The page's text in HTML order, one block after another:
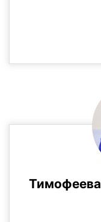
Тимофеева